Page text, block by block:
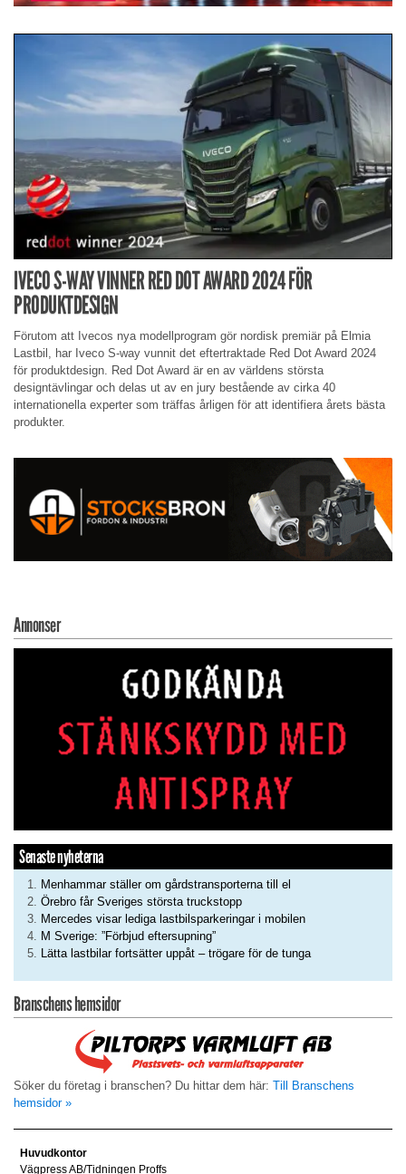
IVECO S-WAY VINNER RED DOT AWARD 2024 FÖR
PRODUKTDESIGN
Förutom att Ivecos nya modellprogram gör nordisk premiär på Elmia
Lastbil, har Iveco S-way vunnit det eftertraktade Red Dot Award 2024
för produktdesign. Red Dot Award är en av världens största
designtävlingar och delas ut av en jury bestående av cirka 40
internationella experter som träffas årligen för att identifiera årets bästa
produkter.
Annonser
Senaste nyheterna
Menhammar ställer om gårdstransporterna till el
Örebro får Sveriges största truckstopp
Mercedes visar lediga lastbilsparkeringar i mobilen
M Sverige: ”Förbjud eftersupning”
Lätta lastbilar fortsätter uppåt – trögare för de tunga
Branschens hemsidor
Söker du företag i branschen? Du hittar dem här: Till Branschens
hemsidor »
Huvudkontor
Vägpress AB/Tidningen Proffs